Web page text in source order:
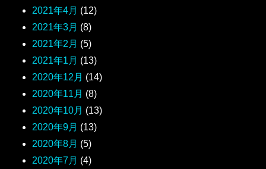
2021年4月 (12)
2021年3月 (8)
2021年2月 (5)
2021年1月 (13)
2020年12月 (14)
2020年11月 (8)
2020年10月 (13)
2020年9月 (13)
2020年8月 (5)
2020年7月 (4)